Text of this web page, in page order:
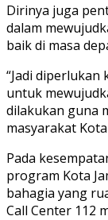
Dirinya juga
dalam
baik di masa
“Jadi diperlukan
untuk
dilakukan guna
masyarakat
Pada
program Kota
bahagia yang
Call Center 112